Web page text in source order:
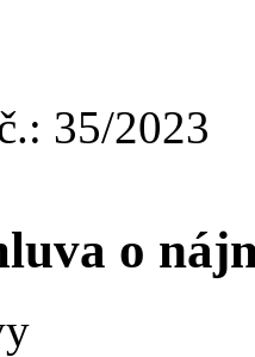
35/2023
o